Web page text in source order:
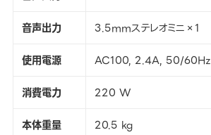
音声出力
3.5mmステレオミニ×1
使用電源
AC100, 2.4A, 50/60Hz
消費電力
220 W
本体重量
20.5 kg